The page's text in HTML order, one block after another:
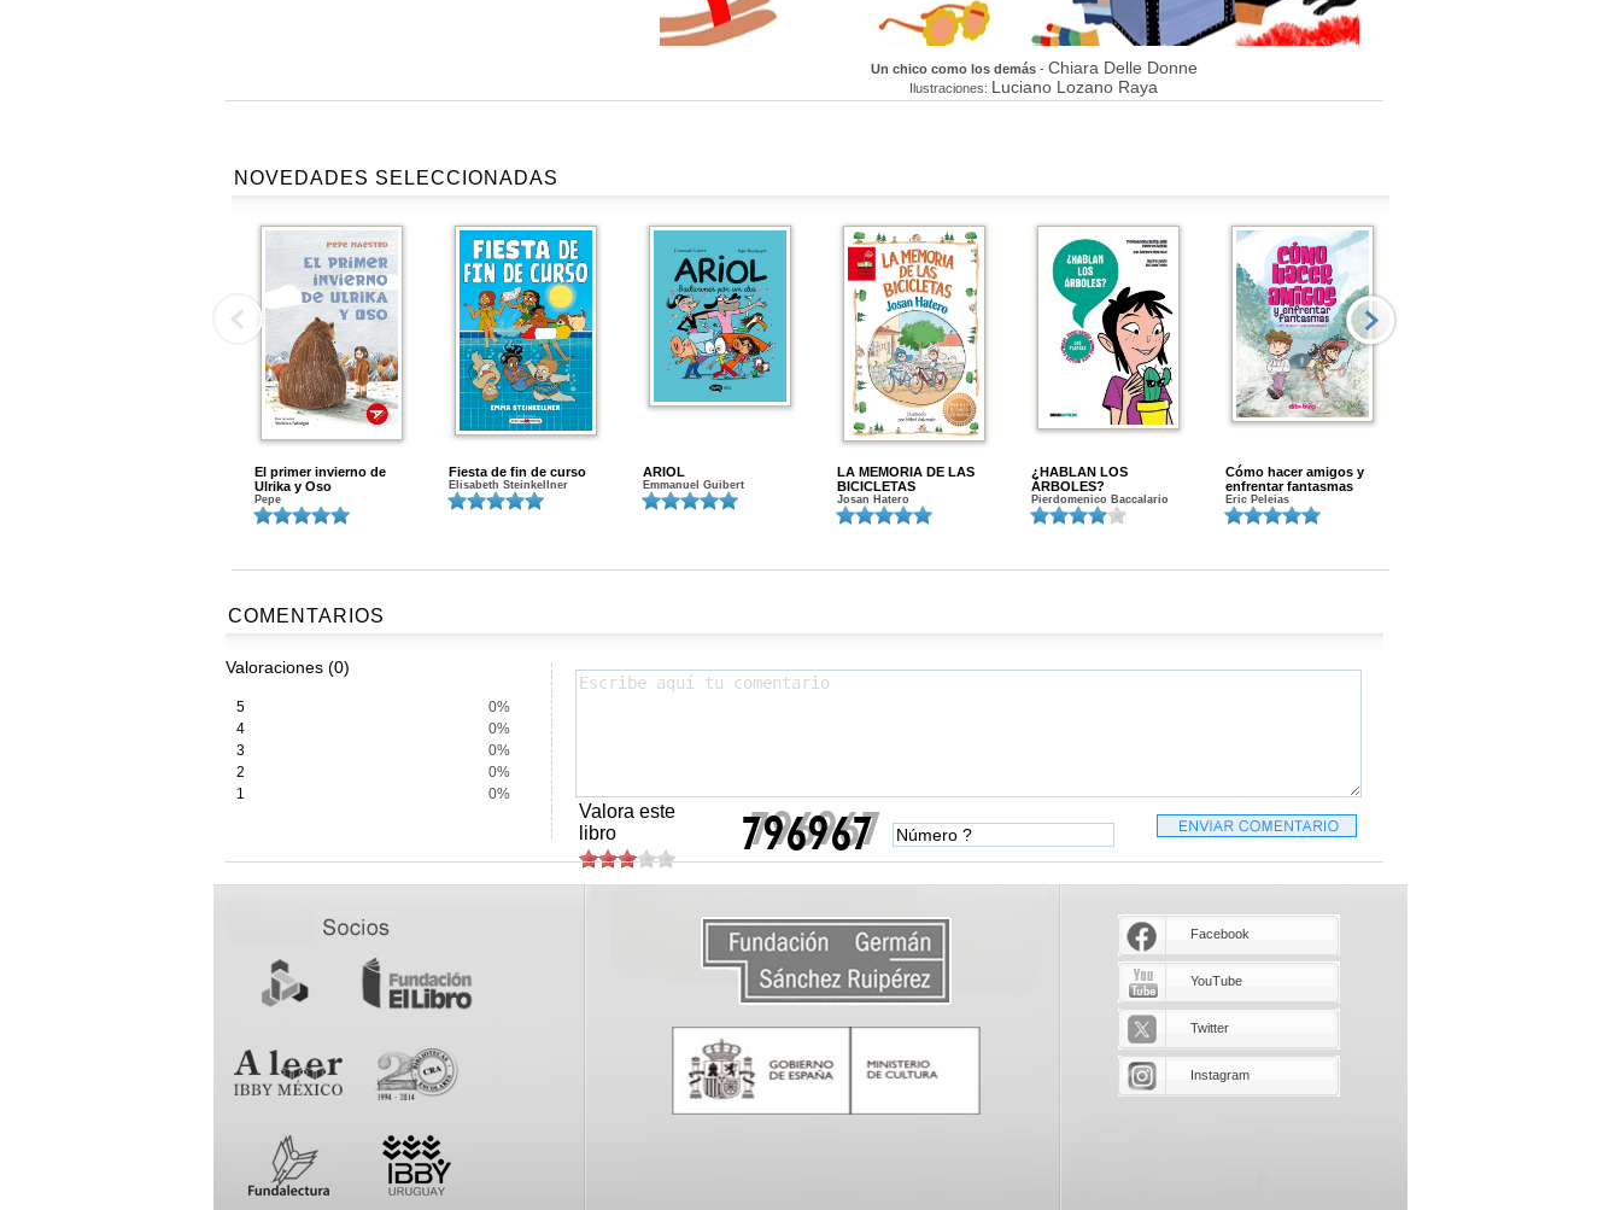
Un chico como los demás- Chiara Delle Donne
Ilustraciones: Luciano Lozano Raya
NOVEDADES SELECCIONADAS
El primer invierno de
Ulrika y Oso
Pepe
Fiesta de fin de curso
Elisabeth Steinkellner
ARIOL
Emmanuel Guibert
LA MEMORIA DE LAS
BICICLETAS
Josan Hatero
¿HABLAN LOS
ÁRBOLES?
Pierdomenico Baccalario
Cómo hacer amigos y
enfrentar fantasmas
Eric Peleias
COMENTARIOS
Valoraciones (0)
5
0%
4
0%
3
0%
2
0%
1
0%
Valora este
libro
Facebook
YouTube
Twitter
Instagram